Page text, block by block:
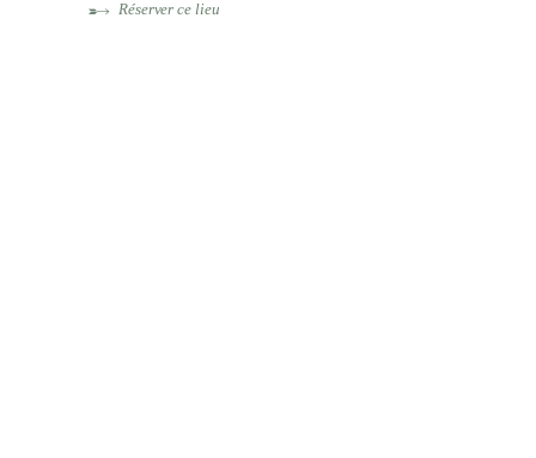
Réserver ce lieu